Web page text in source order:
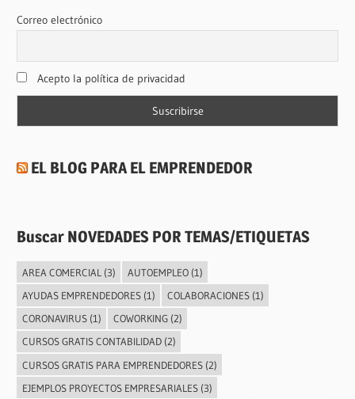
Correo electrónico
Acepto la política de privacidad
EL BLOG PARA EL EMPRENDEDOR
Buscar NOVEDADES POR TEMAS/ETIQUETAS
AREA COMERCIAL (3) AUTOEMPLEO(1)
AYUDAS EMPRENDEDORES(1) COLABORACIONES(1)
CORONAVIRUS(1) COWORKING(2)
CURSOS GRATIS CONTABILIDAD(2)
CURSOS GRATIS PARA EMPRENDEDORES(2)
EJEMPLOS PROYECTOS EMPRESARIALES(3)